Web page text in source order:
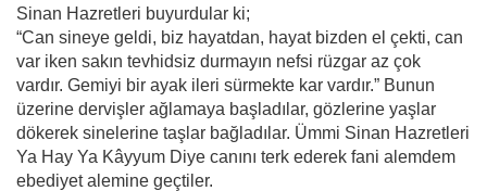
Sinan Hazretleri buyurdular ki;
“Can sineye geldi, biz hayatdan, hayat bizden el çekti, can
var iken sakın tevhidsiz durmayın nefsi rüzgar az çok
vardır. Gemiyi bir ayak ileri sürmekte kar vardır.” Bunun
üzerine dervişler ağlamaya başladılar, gözlerine yaşlar
dökerek sinelerine taşlar bağladılar. Ümmi Sinan Hazretleri
Ya Hay Ya Kâyyum Diye canını terk ederek fani alemdem
ebediyet alemine geçtiler.